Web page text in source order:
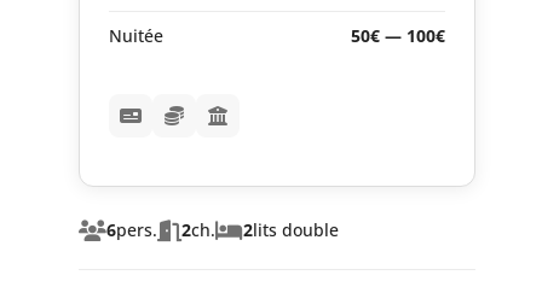
6pers. 2ch. 2lits double
Nuitée 50€ — 100€